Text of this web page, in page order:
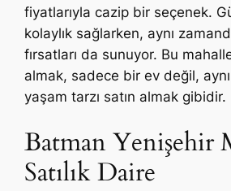
fiyatlarıyla cazip bir seçenek.
kolaylık sağlarken, aynı
fırsatları da sunuyor. Bu
almak, sadece bir ev değil,
yaşam tarzı satın almak gibidir.
Batman Yenişehir
Satılık Daire